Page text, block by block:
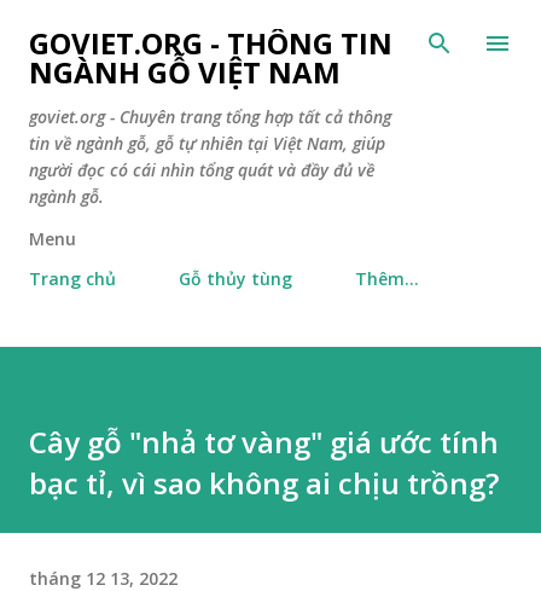
Chuyển đến nội dung
GOVIET.ORG - THÔNG TIN
NGÀNH GỖ VIỆT NAM
goviet.org - Chuyên trang tổng hợp tất cả thông
tin về ngành gỗ, gỗ tự nhiên tại Việt Nam, giúp
người đọc có cái nhìn tổng quát và đầy đủ về
ngành gỗ.
Menu
Trang chủ
Gỗ thủy tùng Thêm…
Cây gỗ "nhả tơ vàng" giá ước tính
bạc tỉ, vì sao không ai chịu trồng?
tháng 12 13, 2022